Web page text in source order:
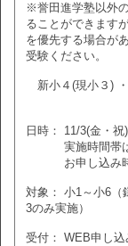
※誉田進学塾以外
ることができます
を優先する場合が
受験ください。
新小４(現小３)
日時： 11/3(金・
実施時間帯は会
お申し込み時に
対象： 小1～小6（
3のみ実施）
受付： WEB申し